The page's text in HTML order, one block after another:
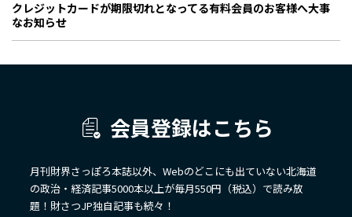
クレジットカードが期限切れとなってる有料会員のお客様へ大事
なお知らせ
会員登録はこちら
月刊財界さっぽろ本誌以外、Webのどこにも出ていない北海道
の政治・経済記事5000本以上が毎月550円（税込）で読み放
題！財さつJP独自記事も続々！